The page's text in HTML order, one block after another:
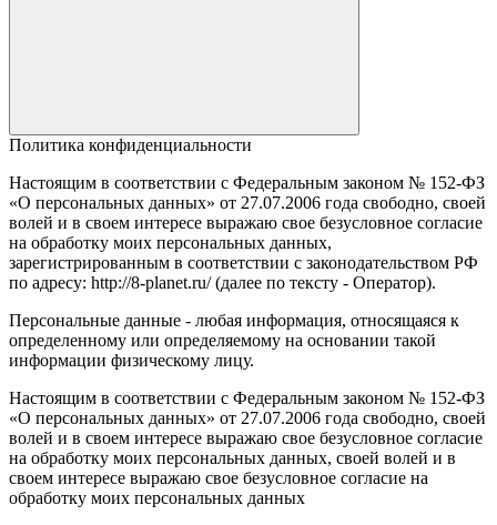
Политика конфиденциальности
Настоящим в соответствии с Федеральным законом № 152-ФЗ
«О персональных данных» от 27.07.2006 года свободно, своей
волей и в своем интересе выражаю свое безусловное согласие
на обработку моих персональных данных,
зарегистрированным в соответствии с законодательством РФ
по адресу: http://8-planet.ru/ (далее по тексту - Оператор).
Персональные данные - любая информация, относящаяся к
определенному или определяемому на основании такой
информации физическому лицу.
Настоящим в соответствии с Федеральным законом № 152-ФЗ
«О персональных данных» от 27.07.2006 года свободно, своей
волей и в своем интересе выражаю свое безусловное согласие
на обработку моих персональных данных, своей волей и в
своем интересе выражаю свое безусловное согласие на
обработку моих персональных данных